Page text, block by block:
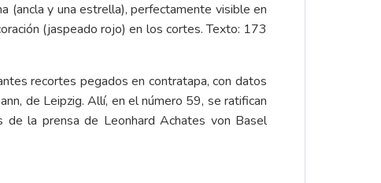
(ancla y una estrella), perfectamente visible en
(jaspeado rojo) en los cortes. Texto: 173
recortes pegados en contratapa, con datos
de Leipzig. Allí, en el número 59, se ratifican
la prensa de Leonhard Achates von Basel